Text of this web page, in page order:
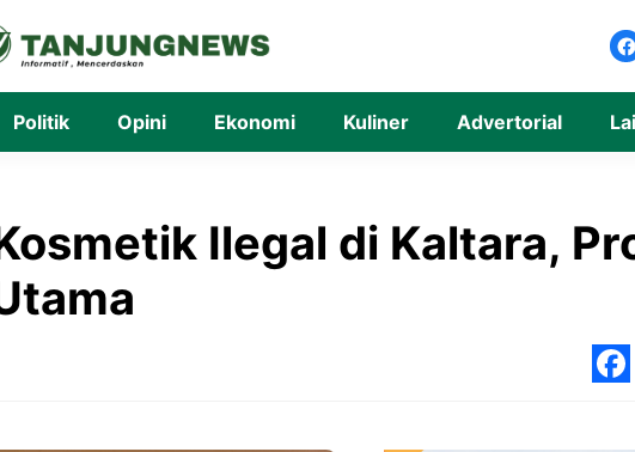
Politik Opini Ekonomi Kuliner Advertorial
Ilegal di Kaltara,